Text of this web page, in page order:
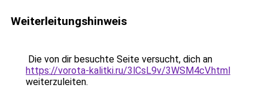
Weiterleitungshinweis
Die von dir besuchte Seite versucht, dich an
https://vorota-kalitki.ru/3lCsL9v/3WSM4cV.html
weiterzuleiten.